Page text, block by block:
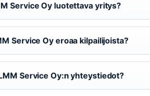
Service Oy luotettava yritys?
Service Oy eroaa kilpailijoista?
Service Oy:n yhteystiedot?